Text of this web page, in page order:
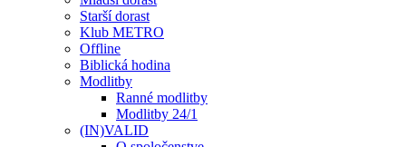
Starší dorast
Klub METRO
Offline
Biblická hodina
Modlitby
Ranné modlitby
Modlitby 24/1
(IN)VALID